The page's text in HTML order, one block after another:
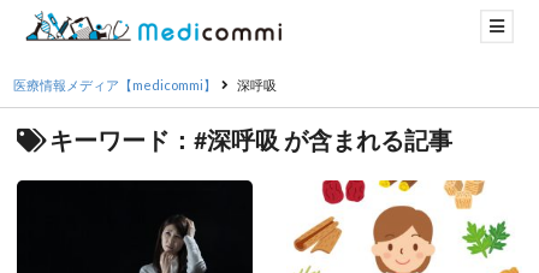
医療情報メディア【medicommi】 深呼吸
キーワード：#深呼吸 が含まれる記事